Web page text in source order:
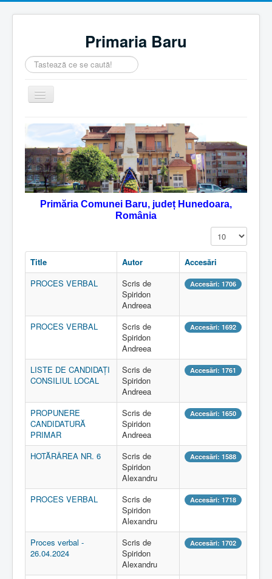
Primaria Baru
Căutare
...
Comută
navigarea
Home
Despre noi
Noutăţi
Contact
Servicii Online
Primăria Comunei Baru, județ Hunedoara,
România
Afișare #
Title Autor
Accesări
PROCES VERBAL
Scris de
Spiridon
Andreea
Accesări: 1706
PROCES VERBAL
Scris de
Spiridon
Andreea
Accesări: 1692
LISTE DE CANDIDAȚI
CONSILIUL LOCAL
Scris de
Spiridon
Andreea
Accesări: 1761
PROPUNERE
CANDIDATURĂ
PRIMAR
Scris de
Spiridon
Andreea
Accesări: 1650
HOTĂRÂREA NR. 6
Scris de
Spiridon
Alexandru
Accesări: 1588
PROCES VERBAL
Scris de
Spiridon
Alexandru
Accesări: 1718
Proces verbal -
26.04.2024
Scris de
Spiridon
Alexandru
Accesări: 1702